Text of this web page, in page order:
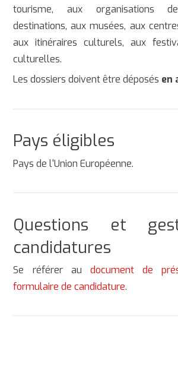
tourisme, aux organisations
destinations, aux musées, aux
aux itinéraires culturels, aux
culturelles.
Les dossiers doivent être déposés en
Pays éligibles
Pays de l'Union Européenne.
Questions et
candidatures
Se référer au document de
formulaire de candidature.